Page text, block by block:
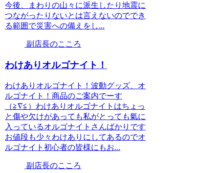
今後、まわりの山々に派生したり地震に
つながったりないとは言えないのででき
る範囲で災害への備えをし...
副店長のこころ
わけありオルゴナイト！
わけありオルゴナイト！波動グッズ、オ
ルゴナイト！商品のご案内でーす
（≧∇≦）わけありオルゴナイトはちょっ
と傷や欠けがあっても私がとっても氣に
入っているオルゴナイトさんばかりです
お値段も少々わけありにしてあるのでオ
ルゴナイト初心者の皆様にもお...
副店長のこころ